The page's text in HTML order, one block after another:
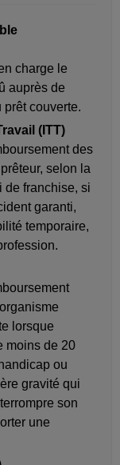
charge le
auprès de
prêt couverte.
(ITT)
des
selon la
de franchise, si
garanti,
temporaire,
lorsque
moins de 20
ou
gravité qui
son
une